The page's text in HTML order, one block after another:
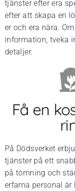
tjänster efter era
efter att skapa en
er och era nära.
information, tveka
detaljer.
Få en
På Dödsverket
tjänster på ett
på tömning och
erfarna personal är